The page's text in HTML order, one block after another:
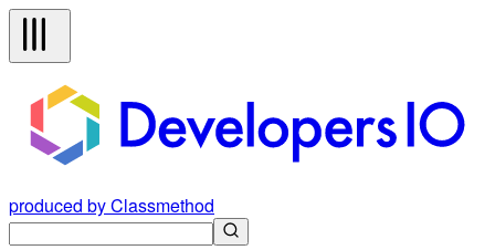
produced by Classmethod